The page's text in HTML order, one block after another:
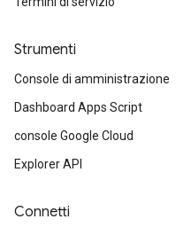
Strumenti
Console di amministrazione
Dashboard Apps Script
console Google Cloud
Explorer API
Connetti